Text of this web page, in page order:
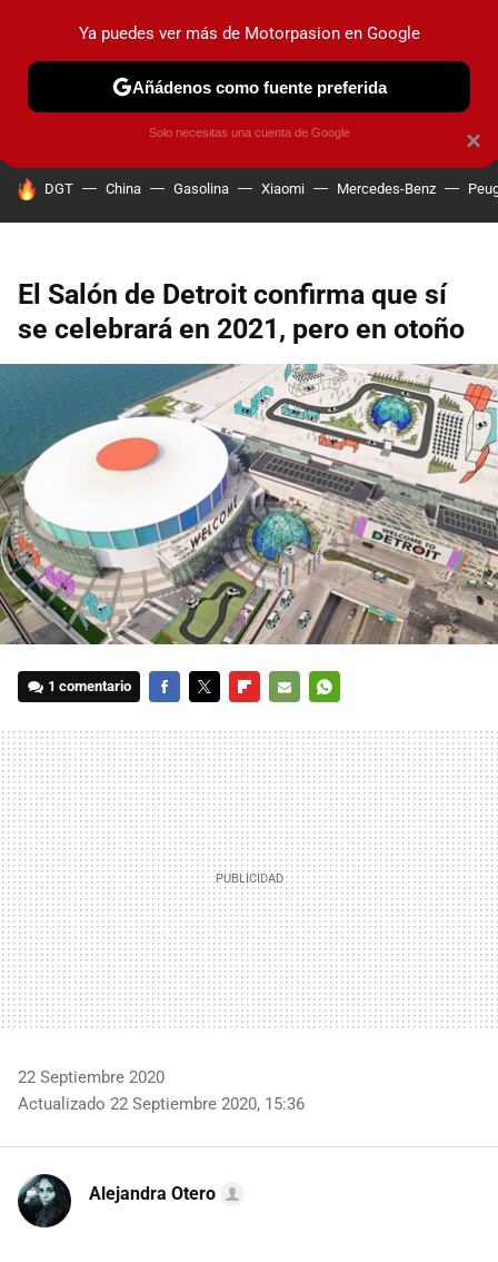
PRUEBAS COCHES ELÉCTRICOS OBSERVATORIO
HOY SE HABLA DE
DGT China Gasolina Xiaomi Mercedes-Benz
El Salón de Detroit confirma que sí
se celebrará en 2021, pero en otoño
1 comentario
MAIL
22 Septiembre 2020
Actualizado 22 Septiembre 2020, 15:36
Alejandra Otero
×
Ya puedes ver más de Motorpasion en Google
Añádenos como fuente preferida
Solo necesitas una cuenta de Google